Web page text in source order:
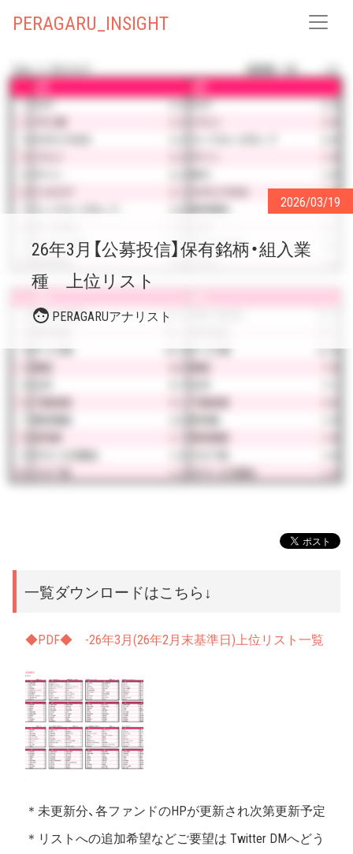
PERAGARU_INSIGHT
26年3月【公募投信】保有銘柄・組入業
種 上位リスト
2026/03/19
PERAGARUアナリスト
一覧ダウンロードはこちら↓
◆PDF◆ -26年3月(26年2月末基準日)上位リスト一覧
＊未更新分、各ファンドのHPが更新され次第更新予定
＊リストへの追加希望などご要望は Twitter DMへどう